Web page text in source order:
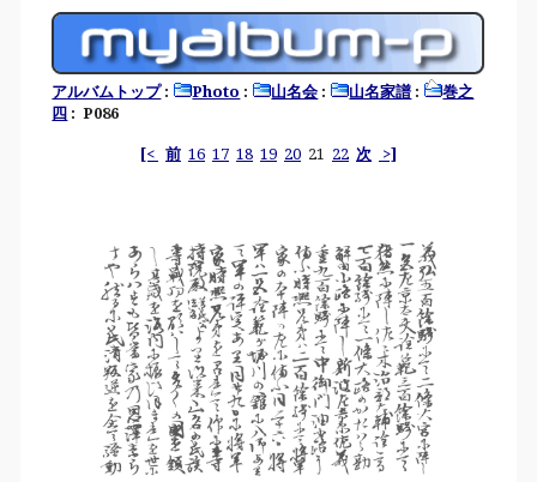
アルバムトップ: Photo : 山名会 : 山名家譜 :
巻之
四 : P086
[< 前 16 17 18 19 20 21 22 次 >]